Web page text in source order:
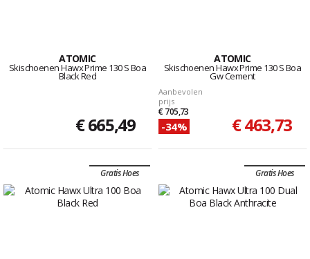
ATOMIC
Skischoenen Hawx Prime 130 S Boa
Black Red
€ 665,49
ATOMIC
Skischoenen Hawx Prime 130 S Boa
Gw Cement
Aanbevolen
prijs
€ 705,73
-34% € 463,73
Gratis Hoes Gratis Hoes